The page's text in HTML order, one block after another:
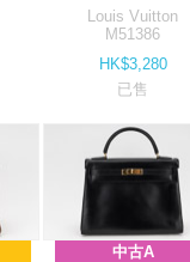
Louis Vuitton
M51386
HK$3,280
已售
中古A